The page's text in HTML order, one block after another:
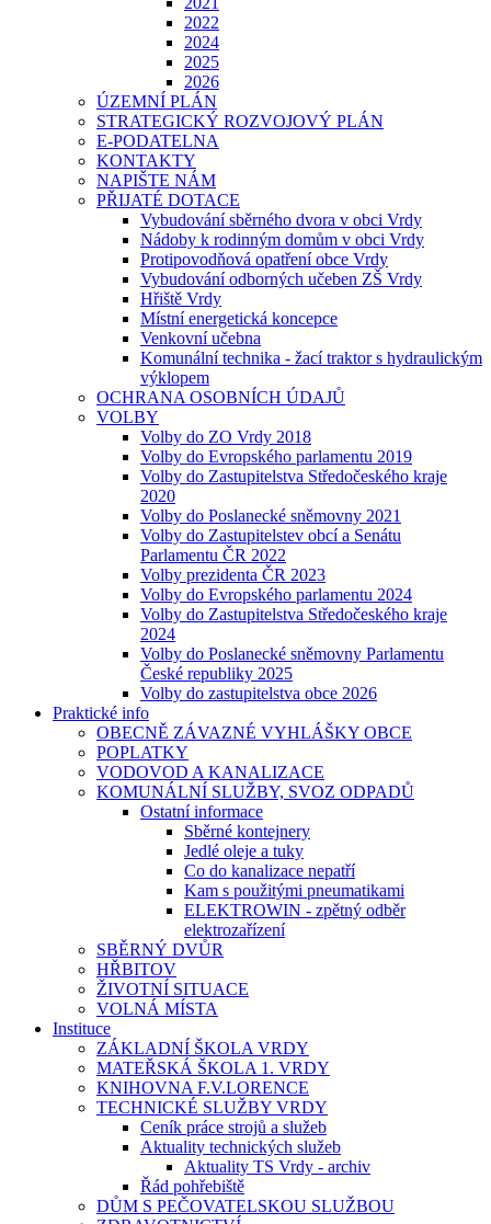
2022
2024
2025
2026
ÚZEMNÍ PLÁN
STRATEGICKÝ ROZVOJOVÝ PLÁN
E-PODATELNA
KONTAKTY
NAPIŠTE NÁM
PŘIJATÉ DOTACE
Vybudování sběrného dvora v obci Vrdy
Nádoby k rodinným domům v obci Vrdy
Protipovodňová opatření obce Vrdy
Vybudování odborných učeben ZŠ Vrdy
Hřiště Vrdy
Místní energetická koncepce
Venkovní učebna
Komunální technika - žací traktor s hydraulickým
výklopem
OCHRANA OSOBNÍCH ÚDAJŮ
VOLBY
Volby do ZO Vrdy 2018
Volby do Evropského parlamentu 2019
Volby do Zastupitelstva Středočeského kraje
2020
Volby do Poslanecké sněmovny 2021
Volby do Zastupitelstev obcí a Senátu
Parlamentu ČR 2022
Volby prezidenta ČR 2023
Volby do Evropského parlamentu 2024
Volby do Zastupitelstva Středočeského kraje
2024
Volby do Poslanecké sněmovny Parlamentu
České republiky 2025
Volby do zastupitelstva obce 2026
Praktické info
OBECNĚ ZÁVAZNÉ VYHLÁŠKY OBCE
POPLATKY
VODOVOD A KANALIZACE
KOMUNÁLNÍ SLUŽBY, SVOZ ODPADŮ
Ostatní informace
Sběrné kontejnery
Jedlé oleje a tuky
Co do kanalizace nepatří
Kam s použitými pneumatikami
ELEKTROWIN - zpětný odběr
elektrozařízení
SBĚRNÝ DVŮR
HŘBITOV
ŽIVOTNÍ SITUACE
VOLNÁ MÍSTA
Instituce
ZÁKLADNÍ ŠKOLA VRDY
MATEŘSKÁ ŠKOLA 1. VRDY
KNIHOVNA F.V.LORENCE
TECHNICKÉ SLUŽBY VRDY
Ceník práce strojů a služeb
Aktuality technických služeb
Aktuality TS Vrdy - archiv
Řád pohřebiště
DŮM S PEČOVATELSKOU SLUŽBOU